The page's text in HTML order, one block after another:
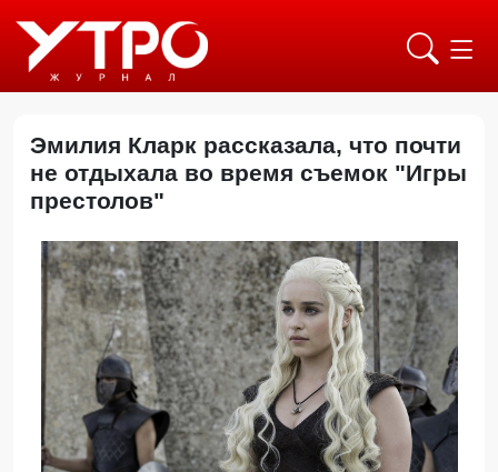
Эмилия Кларк рассказала, что почти
не отдыхала во время съемок "Игры
престолов"